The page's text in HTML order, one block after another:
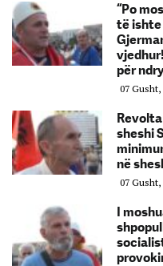
“Po
të ishte
për
07 Gusht,
sheshi
në
07 Gusht,
I